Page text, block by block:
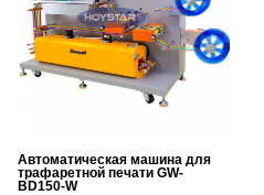
Автоматическая машина для
трафаретной печати GW-
BD150-W